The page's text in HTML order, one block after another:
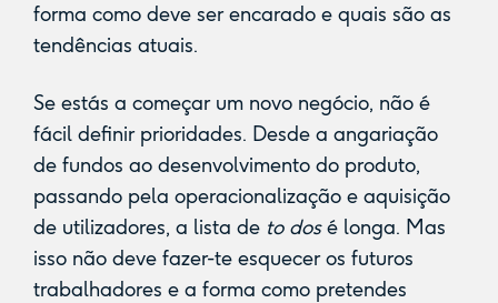
forma como deve ser encarado e quais são as
tendências atuais.
Se estás a começar um novo negócio, não é
fácil definir prioridades. Desde a angariação
de fundos ao desenvolvimento do produto,
passando pela operacionalização e aquisição
de utilizadores, a lista de to dosé longa. Mas
isso não deve fazer-te esquecer os futuros
trabalhadores e a forma como pretendes